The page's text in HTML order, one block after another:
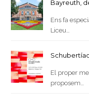
Bayreuth,
Ens fa
Liceu…
El proper
proposem…